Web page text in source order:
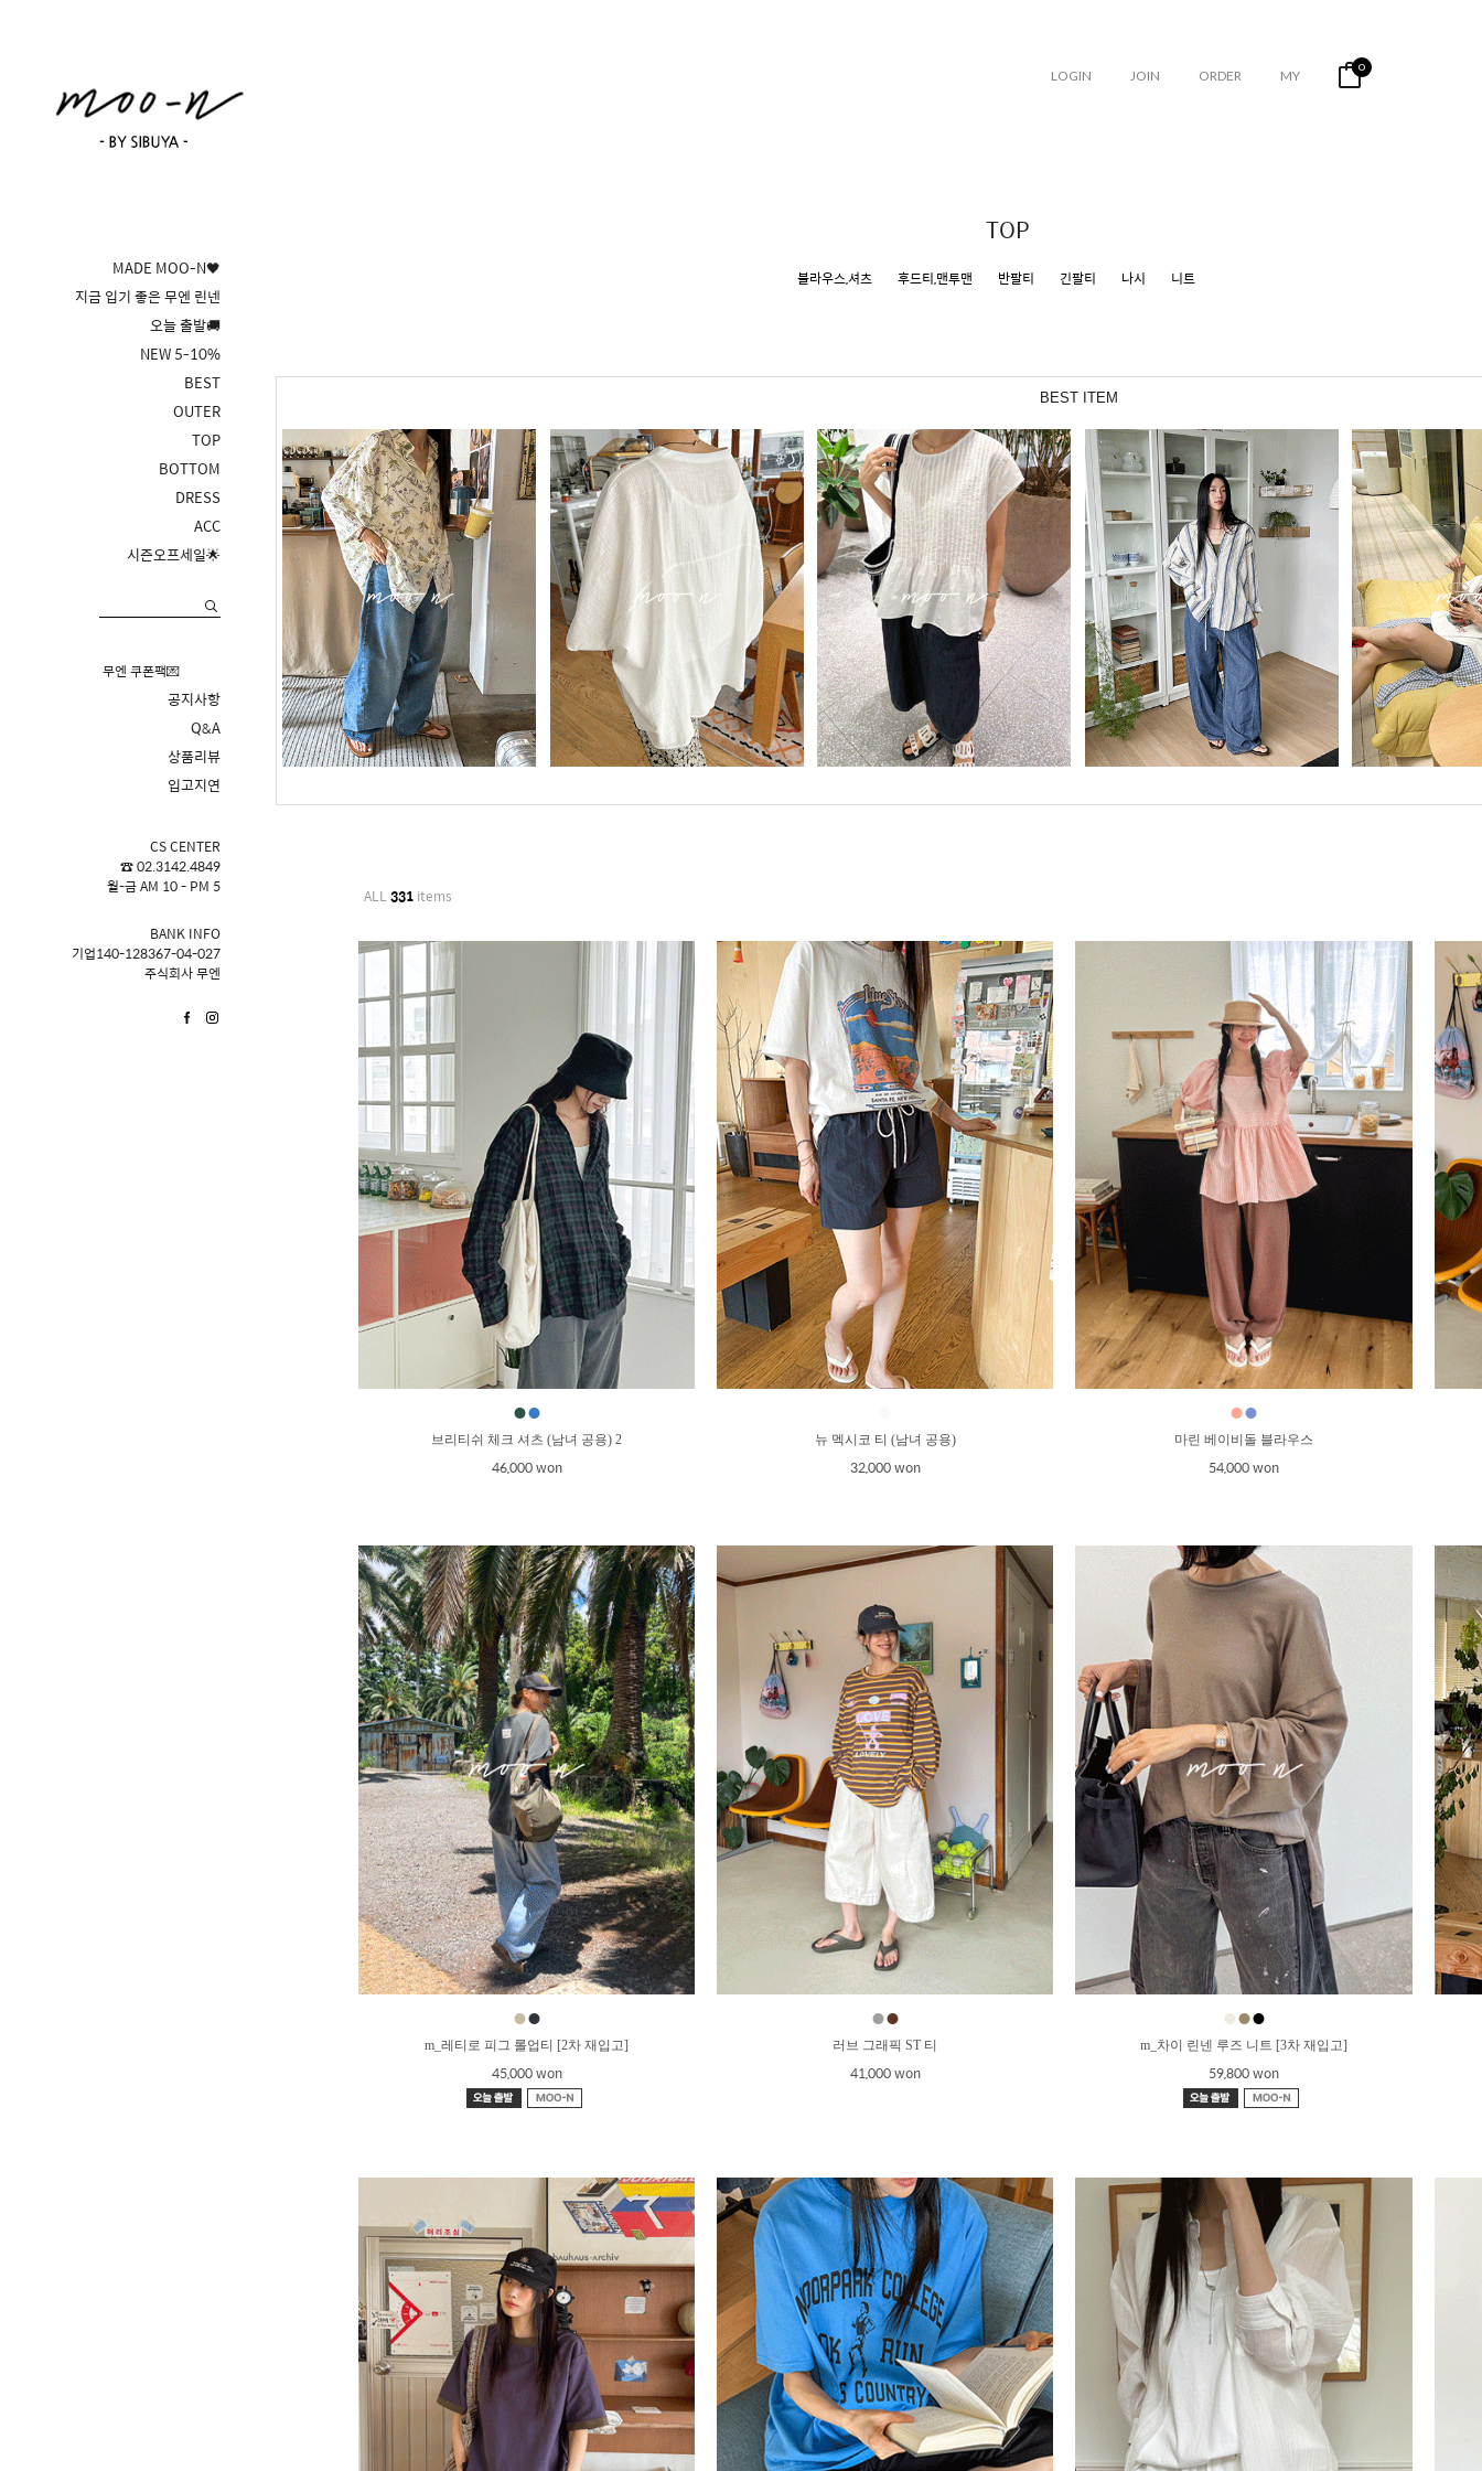
LOGIN JOIN ORDER MY 0
MADE MOO-N🖤
지금 입기 좋은 무엔 린넨
오늘 출발🚚
NEW 5-10%
BEST
OUTER
TOP
BOTTOM
DRESS
ACC
시즌오프세일🌟
무엔 쿠폰팩💌
공지사항
Q&A
상품리뷰
입고지연
CS CENTER
☎ 02.3142.4849
월-금 AM 10 - PM 5
BANK INFO
기업140-128367-04-027
주식회사 무엔
TOP
블라우스,셔츠 후드티,맨투맨 반팔티 긴팔티 나시 니트
BEST ITEM
ALL 331 items
●●
브리티쉬 체크 셔츠 (남녀 공용) 2
46,000 won
뉴 멕시코 티 (남녀 공용)
32,000 won
●●
마린 베이비돌 블라우스
54,000 won
●●
m_레티로 피그 롤업티 [2차 재입고]
45,000 won
●●
러브 그래픽 ST 티
41,000 won
●●●
m_차이 린넨 루즈 니트 [3차 재입고]
59,800 won